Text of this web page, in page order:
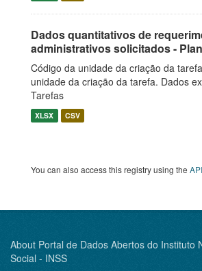
Dados quantitativos de
administrativos solicitados -
Código da unidade da criação da
unidade da criação da tarefa. Dados
Tarefas
XLSX CSV
You can also access this registry using the API
About Portal de Dados Abertos do Instituto
Social - INSS